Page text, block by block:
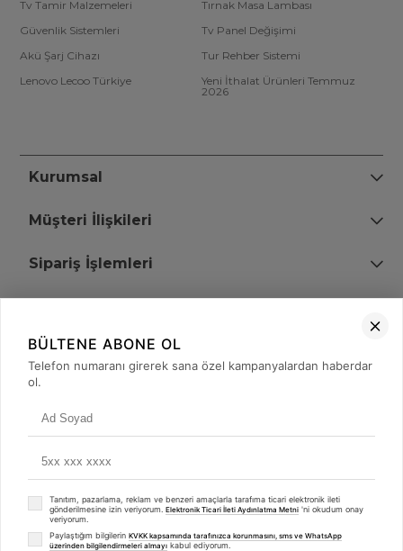
Tv Tamir Malzemeleri
Tırnak Masa Lambası
Güvenlik Sistemleri
Tv Panel Değişimi
Akü Şarj Cihazı
Tur Rehber Sistemi
Lenovo Lecoo Türkiye
Yeni İthalat Ürünleri Temmuz
2026
Kurumsal
Müşteri İlişkileri
Sipariş İşlemleri
+90 (850) 473 08 08
BÜLTENE ABONE OL
Telefon numaranı girerek sana özel kampanyalardan haberdar
ol.
Tanıtım, pazarlama, reklam ve benzeri amaçlarla tarafıma ticari elektronik ileti
gönderilmesine izin veriyorum. Elektronik Ticari İleti Aydınlatma Metni 'ni okudum onay
veriyorum.
Paylaştığım bilgilerin KVKK kapsamında tarafınızca korunmasını, sms ve WhatsApp
üzerinden bilgilendirmeleri almayı kabul ediyorum.